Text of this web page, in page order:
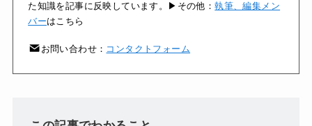
た知識を記事に反映しています。▶その他：執筆、編集メン
バーはこちら
お問い合わせ： コンタクトフォーム